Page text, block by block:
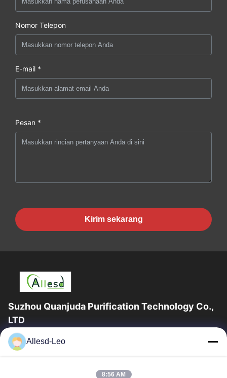
Nomor Telepon
E-mail *
Pesan *
Kirim sekarang
Suzhou Quanjuda Purification Technology Co.,
LTD
Pengalaman 16 tahun, Sebagai produsen dan pengekspor
produk ESD & Cleanroom terkemuka, kami menawarkan jajaran
Allesd-Leo
8:56 AM